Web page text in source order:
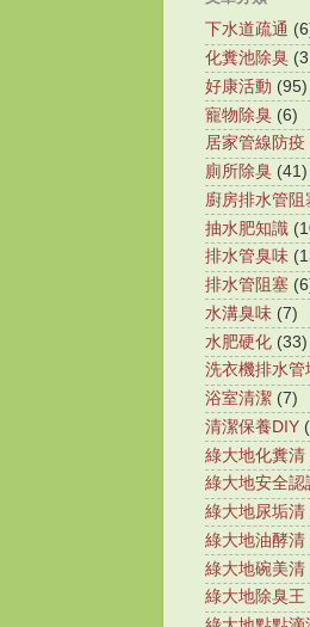
下水道疏通
化糞池除臭
好康活動 (95)
寵物除臭 (6)
居家管線防疫
廁所除臭 (41)
廚房排水管阻
抽水肥知識
排水管臭味
排水管阻塞
水溝臭味 (7)
水肥硬化 (33)
洗衣機排水管
浴室清潔 (7)
清潔保養DIY
綠大地化糞清
綠大地安全認
綠大地尿垢清
綠大地油酵清
綠大地碗美清
綠大地除臭王